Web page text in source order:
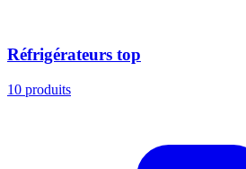
Réfrigérateurs top
10 produits